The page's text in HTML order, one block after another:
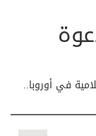
في أوروبا..